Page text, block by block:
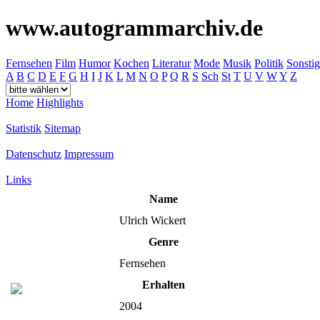
www.autogrammarchiv.de
Fernsehen Film Humor Kochen Literatur Mode Musik Politik
A B C D E F G H I J K L M N O P Q R S Sch St T U V WY Z
Home Highlights
Statistik Sitemap
Datenschutz Impressum
Links
Name
Ulrich Wickert
Genre
Fernsehen
Erhalten
2004